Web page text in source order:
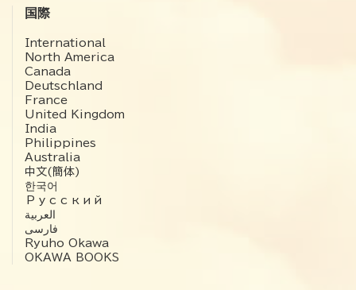
国際
International
North America
Canada
Deutschland
France
United Kingdom
India
Philippines
Australia
中文(簡体)
한국어
Русский
العربية‏
فارسی
Ryuho Okawa
OKAWA BOOKS